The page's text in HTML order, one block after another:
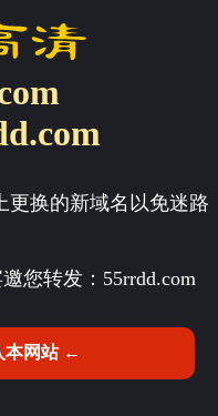
更换的新域名以免迷路
您转发： 55rrdd.com
本网站 ←